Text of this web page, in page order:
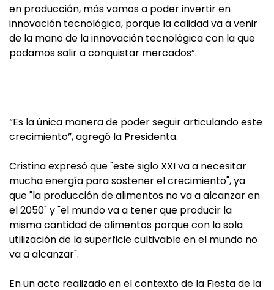
en producción, más vamos a poder invertir en
innovación tecnológica, porque la calidad va a venir
de la mano de la innovación tecnológica con la que
podamos salir a conquistar mercados”.
“Es la única manera de poder seguir articulando este
crecimiento”, agregó la Presidenta.
Cristina expresó que "este siglo XXI va a necesitar
mucha energía para sostener el crecimiento", ya
que "la producción de alimentos no va a alcanzar en
el 2050" y "el mundo va a tener que producir la
misma cantidad de alimentos porque con la sola
utilización de la superficie cultivable en el mundo no
va a alcanzar".
En un acto realizado en el contexto de la Fiesta de la